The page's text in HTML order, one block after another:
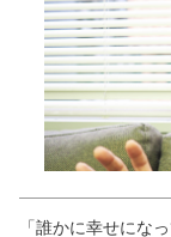
「誰かに幸せにな